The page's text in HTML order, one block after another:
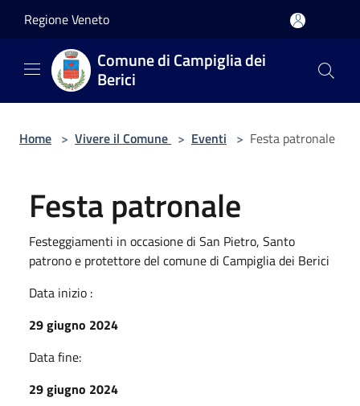
Regione Veneto
Comune di Campiglia dei
Berici
Home > Vivere il Comune > Eventi > Festa patronale
Festa patronale
Festeggiamenti in occasione di San Pietro, Santo
patrono e protettore del comune di Campiglia dei Berici
Data inizio :
29 giugno 2024
Data fine:
29 giugno 2024